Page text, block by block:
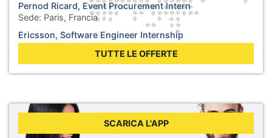
Pernod Ricard, Event Procurement Intern
Sede: Paris, Francia
Ericsson, Software Engineer Internship
Sede: Łódź, Polonia
General Electric, Engineering Intern
Sede: Bucharest, Romania
Sede: Barcelona, Spagna
Total, Power Trading New Ventures – Regulatory Affairs
Intern
TUTTE LE OFFERTE
SCARICA L'APP